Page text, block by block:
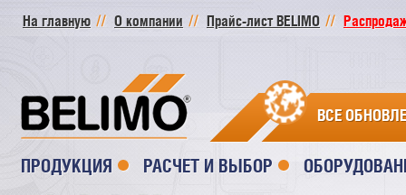
На главную О компании Прайс-лист BELIMO
ВСЕ
ПРОДУКЦИЯ РАСЧЕТ И ВЫБОР